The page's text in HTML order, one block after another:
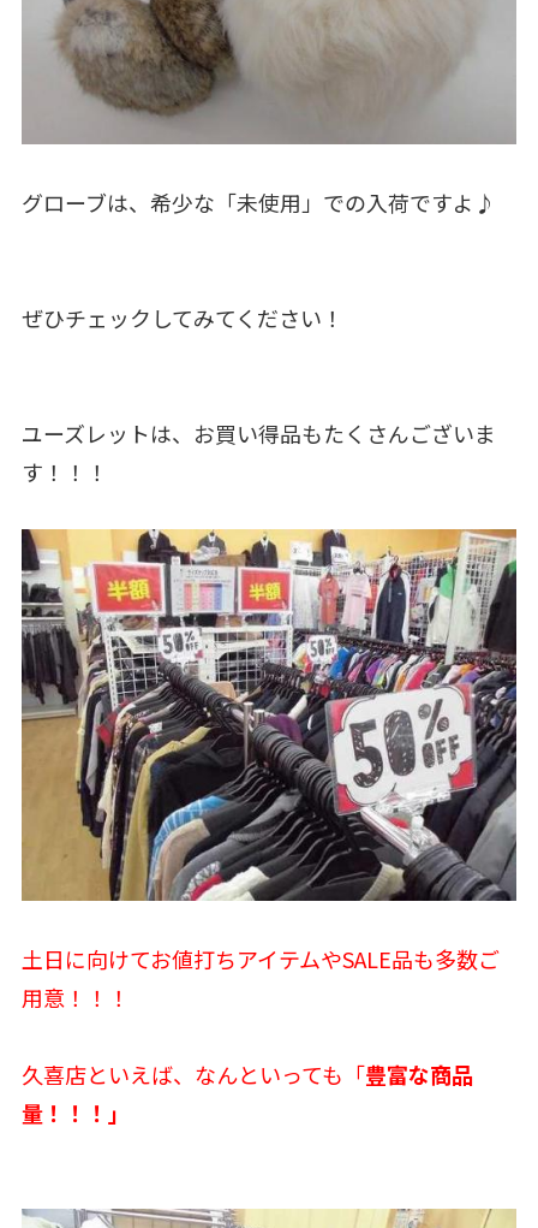
グローブは、希少な「未使用」での入荷ですよ♪
ぜひチェックしてみてください！
ユーズレットは、お買い得品もたくさんございま
す！！！
土日に向けてお値打ちアイテムやSALE品も多数ご
用意！！！
久喜店といえば、なんといっても「豊富な商品
量！！！」